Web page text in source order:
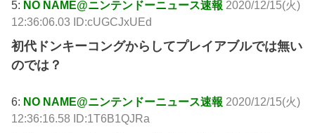
5: NO NAME@ニンテンドーニュース速報 2020/12/15(火)
12:36:06.03 ID:cUGCJxUEd
初代ドンキーコングからしてプレイアブルでは無い
のでは？
6: NO NAME@ニンテンドーニュース速報 2020/12/15(火)
12:36:16.58 ID:1T6B1QJRa